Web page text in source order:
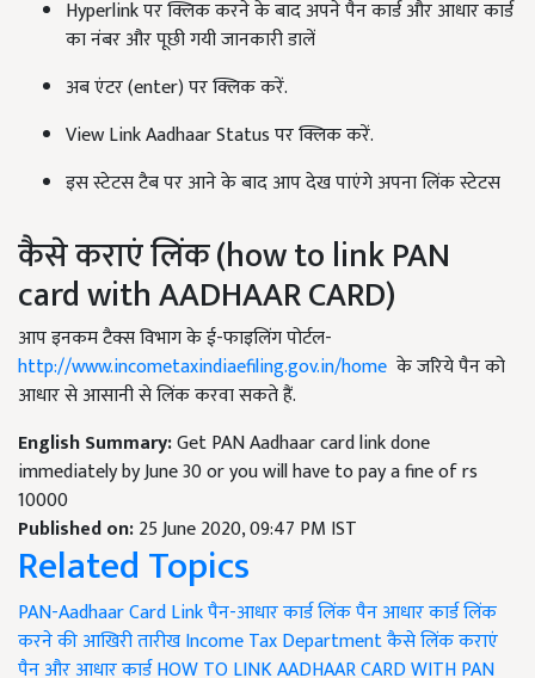
Hyperlink पर क्लिक करने के बाद अपने पैन कार्ड और आधार कार्ड
का नंबर और पूछी गयी जानकारी डालें
अब एंटर (enter) पर क्लिक करें.
View Link Aadhaar Status पर क्लिक करें.
इस स्टेटस टैब पर आने के बाद आप देख पाएंगे अपना लिंक स्टेटस
कैसे कराएं लिंक (how to link PAN
card with AADHAAR CARD)
आप इनकम टैक्स विभाग के ई-फाइलिंग पोर्टल-
http://www.incometaxindiaefiling.gov.in/home के जरिये पैन को
आधार से आसानी से लिंक करवा सकते हैं.
English Summary:Get PAN Aadhaar card link done
immediately by June 30 or you will have to pay a fine of rs
10000
Published on:25 June 2020, 09:47 PM IST
Related Topics
PAN-Aadhaar Card Linkपैन-आधार कार्ड लिंकपैन आधार कार्ड लिंक
करने की आखिरी तारीखIncome Tax Departmentकैसे लिंक कराएं
पैन और आधार कार्डHOW TO LINK AADHAAR CARD WITH PAN